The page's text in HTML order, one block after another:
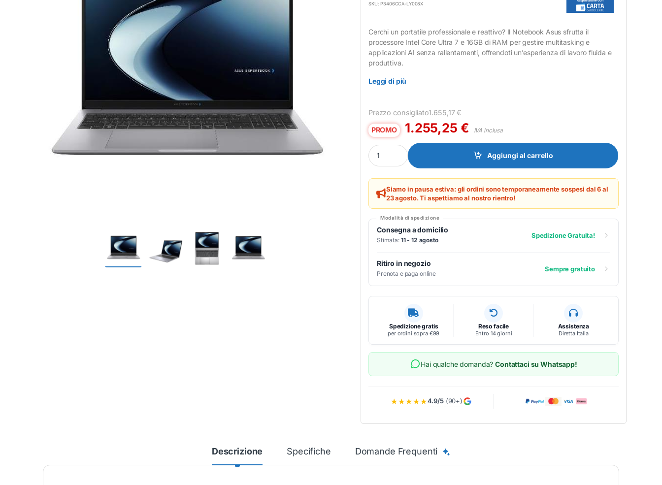
SKU: P3406CCA-LY008X
Cerchi un portatile professionale e reattivo? Il Notebook Asus sfrutta il
processore Intel Core Ultra 7 e 16GB di RAM per gestire multitasking e
applicazioni AI senza rallentamenti, offrendoti un’esperienza di lavoro fluida e
produttiva.
Leggi di più
Prezzo consigliato1.655,17€
PROMO 1.255,25 € IVA inclusa
Notebook Asus 14" Intel Core Ultra 7 16GB 512GB AI PC per Ufficio quantity
Aggiungi al carrello
Siamo in pausa estiva: gli ordini sono temporaneamente sospesi dal 6 al
23 agosto. Ti aspettiamo al nostro rientro!
Modalità di spedizione
Consegna a domicilio
Stimata: 11 - 12 agosto
Spedizione Gratuita!
Ritiro in negozio
Prenota e paga online
Sempre gratuito
Spedizione gratis
per ordini sopra €99
Reso facile
Entro 14 giorni
Assistenza
Diretta Italia
Hai qualche domanda?Contattaci su Whatsapp!
★★★★★4.9/5(90+)
Descrizione Specifiche Domande Frequenti